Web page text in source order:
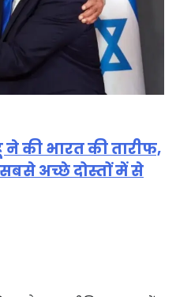
की भारत की तारीफ,
अच्छे दोस्तों में से